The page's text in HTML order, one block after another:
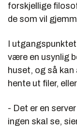
forskjellige
de som vil
I
være en usynlig
huset, og så kan
hente ut filer,
- Det er en
ingen skal se,